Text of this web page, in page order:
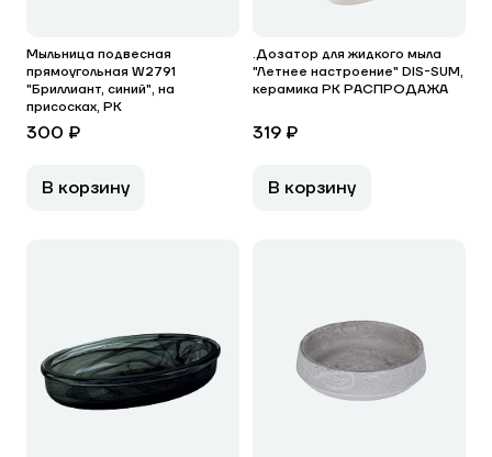
Мыльница подвесная
прямоугольная W2791
"Бриллиант, синий", на
присосках, РК
300 ₽
В корзину
.Дозатор для жидкого мыла
"Летнее настроение" DIS-SUM,
керамика РК РАСПРОДАЖА
319 ₽
В корзину